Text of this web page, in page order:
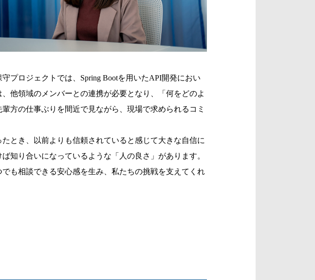
プロジェクトでは、Spring Bootを用いたAPI開発におい
他領域のメンバーとの連携が必要となり、「何をどのよ
方の仕事ぶりを間近で見ながら、現場で求められるコミ
とき、以前よりも信頼されていると感じて大きな自信に
知り合いになっているような「人の良さ」があります。
も相談できる安心感を生み、私たちの挑戦を支えてくれ